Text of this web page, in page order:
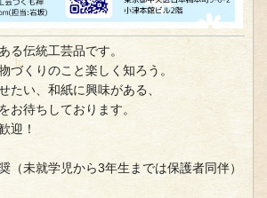
る伝統工芸品です。
づくりのこと楽しく知ろう。
たい、和紙に興味がある、
お待ちしております。
迎！
（未就学児から3年生までは保護者同伴）